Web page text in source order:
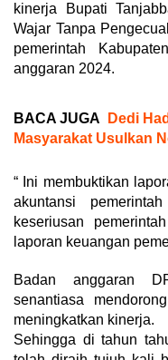
kinerja Bupati
Wajar Tanpa
pemerintah
anggaran 2024.
BACA JUGA
Dedi
Masyarakat Usulkan
“ Ini membuktikan
akuntansi
keseriusan
laporan keuangan
Badan anggaran
senantiasa
meningkatkan kinerja.
Sehingga di tahun